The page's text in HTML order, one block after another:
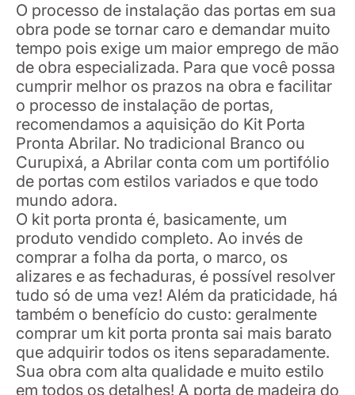
O processo de instalação das portas em sua
obra pode se tornar caro e demandar muito
tempo pois exige um maior emprego de mão
de obra especializada. Para que você possa
cumprir melhor os prazos na obra e facilitar
o processo de instalação de portas,
recomendamos a aquisição do Kit Porta
Pronta Abrilar. No tradicional Branco ou
Curupixá, a Abrilar conta com um portifólio
de portas com estilos variados e que todo
mundo adora.
O kit porta pronta é, basicamente, um
produto vendido completo. Ao invés de
comprar a folha da porta, o marco, os
alizares e as fechaduras, é possível resolver
tudo só de uma vez! Além da praticidade, há
também o benefício do custo: geralmente
comprar um kit porta pronta sai mais barato
que adquirir todos os itens separadamente.
Sua obra com alta qualidade e muito estilo
em todos os detalhes! A porta de madeira do